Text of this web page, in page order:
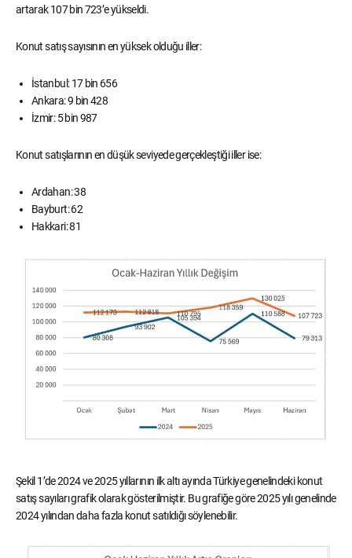
artarak 107 bin 723’e yükseldi.
Konut satış sayısının en yüksek olduğu iller:
İstanbul: 17 bin 656
Ankara: 9 bin 428
İzmir: 5 bin 987
Konut satışlarının en düşük seviyede gerçekleştiği iller ise:
Ardahan: 38
Bayburt: 62
Hakkari: 81
Şekil 1’de 2024 ve 2025 yıllarının ilk altı ayında Türkiye genelindeki konut
satış sayıları grafik olarak gösterilmiştir. Bu grafiğe göre 2025 yılı genelinde
2024 yılından daha fazla konut satıldığı söylenebilir.